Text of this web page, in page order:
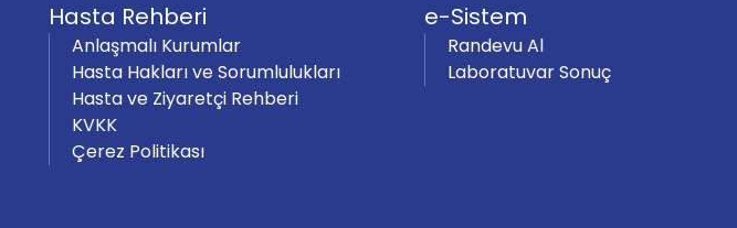
Hasta Rehberi
Anlaşmalı Kurumlar
Hasta Hakları ve Sorumlulukları
Hasta ve Ziyaretçi Rehberi
KVKK
Çerez Politikası
e-Sistem
Randevu Al
Laboratuvar Sonuç